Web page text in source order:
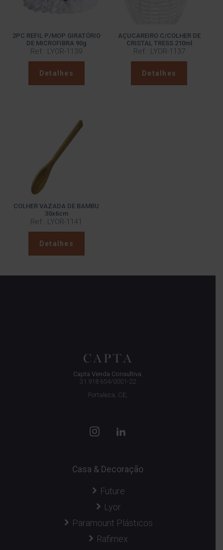
2PC REFIL P/MOP GIRATÓRIO
DE MICROFIBRA 90g
Ref.: LYOR-1139
Detalhes
AÇUCAREIRO C/COLHER DE
CRISTAL TRESS 210ml
Ref.: LYOR-1137
Detalhes
COLHER VAZADA DE BAMBU
30x6cm
Ref.: LYOR-1141
Detalhes
Capta Venda Consultiva.
31.918.654/0001-22
Fortaleza, CE,
Casa & Decoração
Future
Lyor
Paramount Plásticos
Rafimex